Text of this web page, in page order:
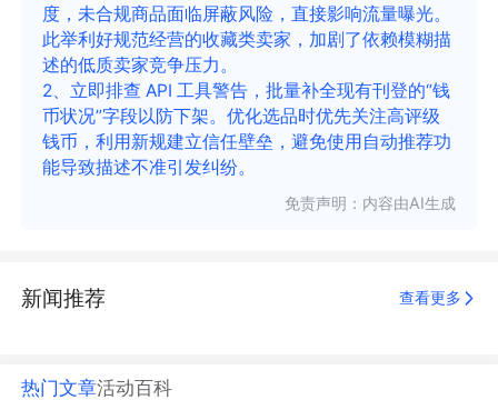
度，未合规商品面临屏蔽风险，直接影响流量曝光。
此举利好规范经营的收藏类卖家，加剧了依赖模糊描
述的低质卖家竞争压力。
2、立即排查 API 工具警告，批量补全现有刊登的“钱
币状况”字段以防下架。优化选品时优先关注高评级
钱币，利用新规建立信任壁垒，避免使用自动推荐功
能导致描述不准引发纠纷。
免责声明：内容由AI生成
新闻推荐 查看更多
热门文章活动百科